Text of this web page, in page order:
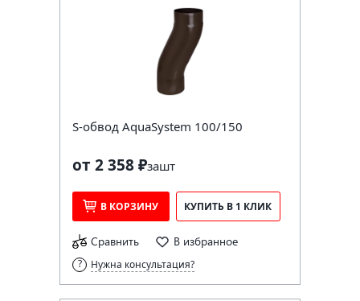
S-обвод AquaSystem 100/150
от 2 358 ₽зашт
В КОРЗИНУ КУПИТЬ В 1 КЛИК
Сравнить В избранное
Нужна консультация?